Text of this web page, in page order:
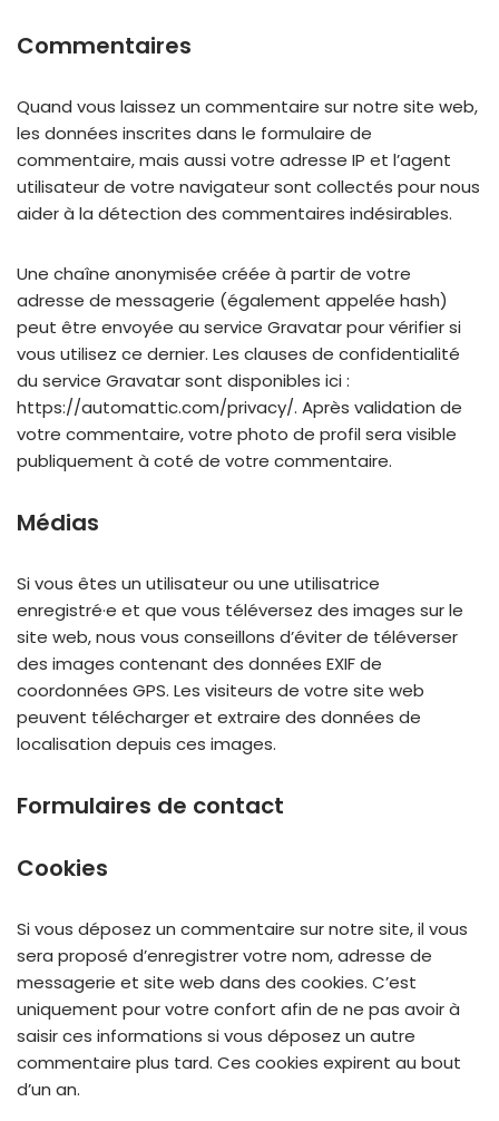
Commentaires
Quand vous laissez un commentaire sur notre site web,
les données inscrites dans le formulaire de
commentaire, mais aussi votre adresse IP et l’agent
utilisateur de votre navigateur sont collectés pour nous
aider à la détection des commentaires indésirables.
Une chaîne anonymisée créée à partir de votre
adresse de messagerie (également appelée hash)
peut être envoyée au service Gravatar pour vérifier si
vous utilisez ce dernier. Les clauses de confidentialité
du service Gravatar sont disponibles ici :
https://automattic.com/privacy/. Après validation de
votre commentaire, votre photo de profil sera visible
publiquement à coté de votre commentaire.
Médias
Si vous êtes un utilisateur ou une utilisatrice
enregistré·e et que vous téléversez des images sur le
site web, nous vous conseillons d’éviter de téléverser
des images contenant des données EXIF de
coordonnées GPS. Les visiteurs de votre site web
peuvent télécharger et extraire des données de
localisation depuis ces images.
Formulaires de contact
Cookies
Si vous déposez un commentaire sur notre site, il vous
sera proposé d’enregistrer votre nom, adresse de
messagerie et site web dans des cookies. C’est
uniquement pour votre confort afin de ne pas avoir à
saisir ces informations si vous déposez un autre
commentaire plus tard. Ces cookies expirent au bout
d’un an.